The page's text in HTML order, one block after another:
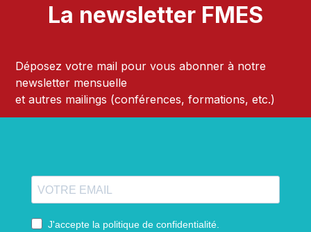
La newsletter FMES
Déposez votre mail pour vous abonner à notre
newsletter mensuelle
et autres mailings (conférences, formations, etc.)